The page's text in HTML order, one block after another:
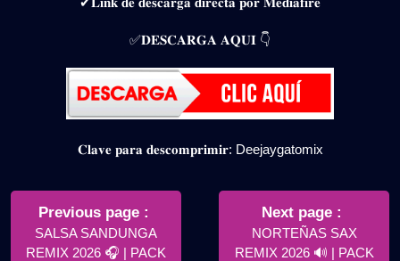
✅𝐃𝐄𝐒𝐂𝐀𝐑𝐆𝐀 𝐀𝐐𝐔𝐈 👇
𝐂𝐥𝐚𝐯𝐞 𝐩𝐚𝐫𝐚 𝐝𝐞𝐬𝐜𝐨𝐦𝐩𝐫𝐢𝐦𝐢𝐫: Deejaygatomix
Navegación
entradas
Previous page
Posts
SALSA SANDUNGA
REMIX 2026 🎧 | PACK
Next page
Posts
NORTEÑAS SAX
REMIX 2026 🔊 | PACK